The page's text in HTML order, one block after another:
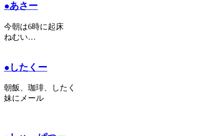
●あさー
今朝は6時に起床
ねむい…
●したくー
朝飯、珈琲、したく
妹にメール